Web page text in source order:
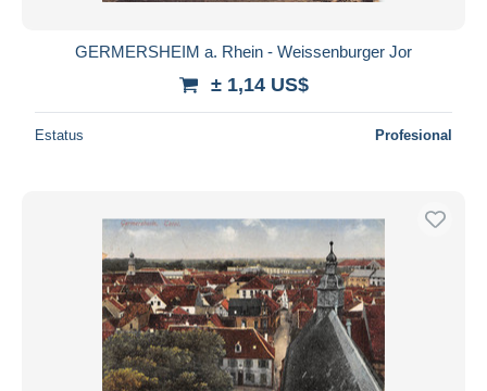
GERMERSHEIM a. Rhein - Weissenburger Jor
± 1,14 US$
Estatus Profesional